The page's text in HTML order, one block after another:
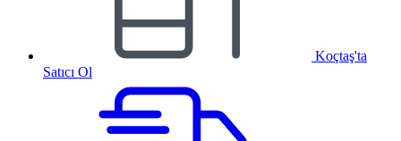
Koçtaş'ta
Satıcı Ol